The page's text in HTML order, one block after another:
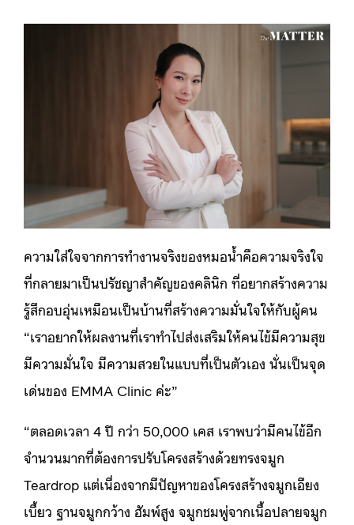
ความใส่ใจจากการทำงานจริงของหมอน้ำคือความจริงใจ
ที่กลายมาเป็นปรัชญาสำคัญของคลินิก ที่อยากสร้างความ
รู้สึกอบอุ่นเหมือนเป็นบ้านที่สร้างความมั่นใจให้กับผู้คน
“เราอยากให้ผลงานที่เราทำไปส่งเสริมให้คนไข้มีความสุข
มีความมั่นใจ มีความสวยในแบบที่เป็นตัวเอง นั่นเป็นจุด
เด่นของ EMMA Clinic ค่ะ”
“ตลอดเวลา 4 ปี กว่า 50,000 เคส เราพบว่ามีคนไข้อีก
จำนวนมากที่ต้องการปรับโครงสร้างด้วยทรงจมูก
Teardrop แต่เนื่องจากมีปัญหาของโครงสร้างจมูกเอียง
เบี้ยว ฐานจมูกกว้าง ฮัมพ์สูง จมูกชมพู่จากเนื้อปลายจมูก